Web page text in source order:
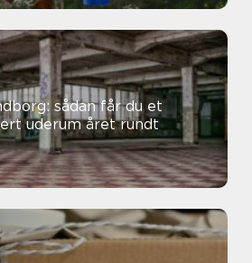
sådan får du et
uderum året rundt